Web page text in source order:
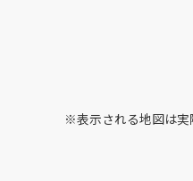
※表示される地図は実